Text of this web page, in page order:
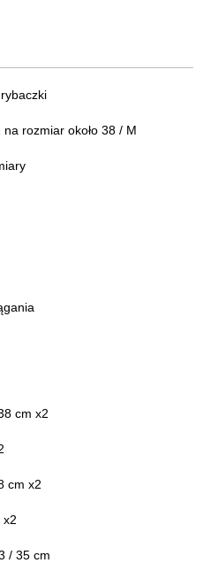
rozmiar około 38 / M
cm x2
cm x2
x2
/ 35 cm